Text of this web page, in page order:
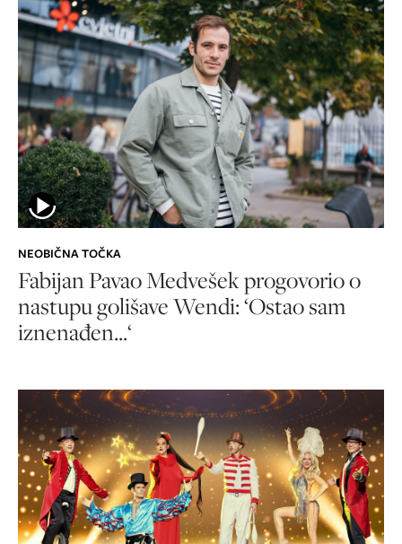
NEOBIČNA TOČKA
Fabijan Pavao Medvešek progovorio o
nastupu golišave Wendi: ‘Ostao sam
iznenađen...‘